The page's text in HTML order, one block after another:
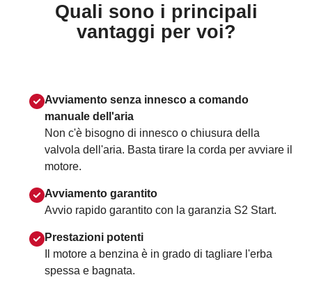
Quali sono i principali
vantaggi per voi?
Avviamento senza innesco a comando
manuale dell'aria
Non c'è bisogno di innesco o chiusura della
valvola dell'aria. Basta tirare la corda per avviare il
motore.
Avviamento garantito
Avvio rapido garantito con la garanzia S2 Start.
Prestazioni potenti
Il motore a benzina è in grado di tagliare l'erba
spessa e bagnata.